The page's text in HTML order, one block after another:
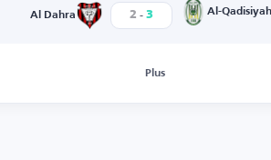
Al Dahra 2 - 3 Al-Qadisiyah
Plus